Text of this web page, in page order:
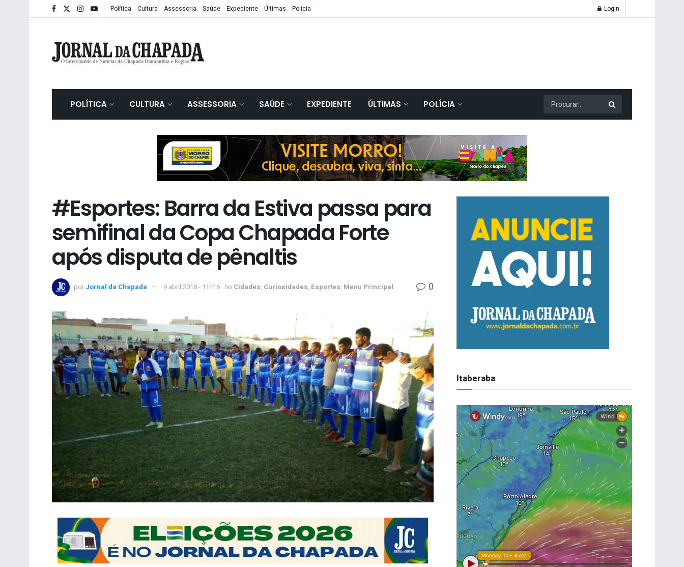
Política Cultura Assessoria Saúde Expediente Últimas Polícia Login
POLÍTICA CULTURA ASSESSORIA SAÚDE EXPEDIENTE ÚLTIMAS POLÍCIA
#Esportes: Barra da Estiva passa para
semifinal da Copa Chapada Forte
após disputa de pênaltis
por Jornal da Chapada 9 abril 2018 - 11h16 no Cidades, Curiosidades, Esportes, Menu Principal 0
Itaberaba